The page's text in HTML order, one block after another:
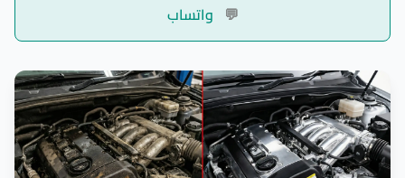
💬 واتساب